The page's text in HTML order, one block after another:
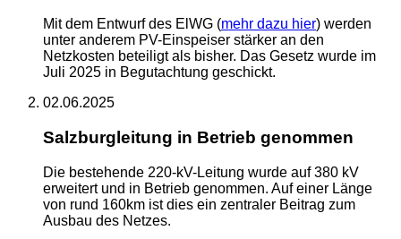
Mit dem Entwurf des ElWG (mehr dazu hier) werden
unter anderem PV-Einspeiser stärker an den
Netzkosten beteiligt als bisher. Das Gesetz wurde im
Juli 2025 in Begutachtung geschickt.
02.06.2025
Salzburgleitung in Betrieb genommen
Die bestehende 220-kV-Leitung wurde auf 380 kV
erweitert und in Betrieb genommen. Auf einer Länge
von rund 160km ist dies ein zentraler Beitrag zum
Ausbau des Netzes.